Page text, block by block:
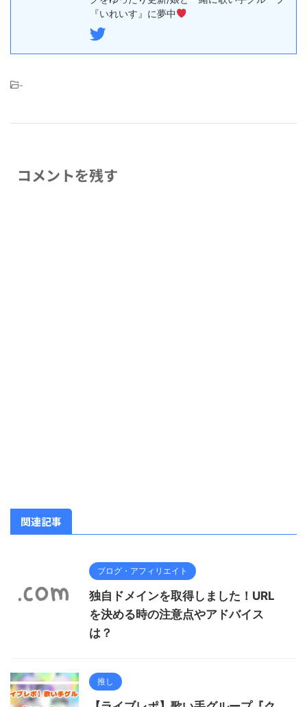
『いれいす』に夢中
-
コメントを残す
関連記事
ブログ・アフィリエイト
独自ドメインを取得しました！URL
を決める時の注意点やアドバイス
は？
推し